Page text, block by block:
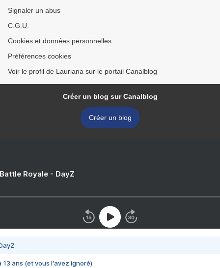
Signaler un abus
C.G.U.
Cookies et données personnelles
Préférences cookies
Voir le profil de Lauriana sur le portail Canalblog
Créer un blog sur Canalblog
Créer un blog
Royale - DayZ
13 ans (et vous l'avez ignoré)